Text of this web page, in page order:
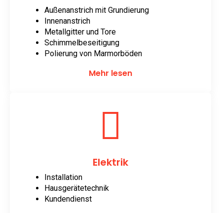
Außenanstrich mit Grundierung
Innenanstrich
Metallgitter und Tore
Schimmelbeseitigung
Polierung von Marmorböden
Mehr lesen
Elektrik
Installation
Hausgerätetechnik
Kundendienst